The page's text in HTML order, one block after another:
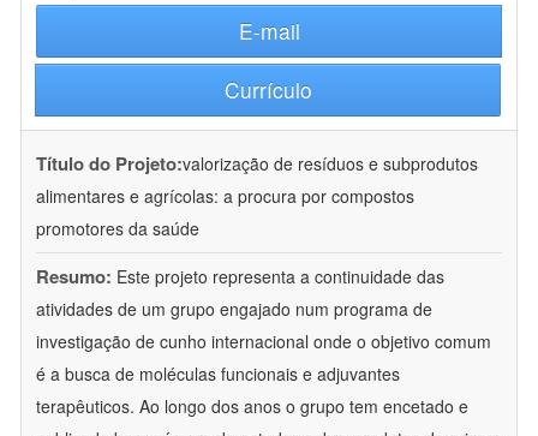
E-mail
Currículo
Título do Projeto:valorização de resíduos e subprodutos
alimentares e agrícolas: a procura por compostos
promotores da saúde
Resumo: Este projeto representa a continuidade das
atividades de um grupo engajado num programa de
investigação de cunho internacional onde o objetivo comum
é a busca de moléculas funcionais e adjuvantes
terapêuticos. Ao longo dos anos o grupo tem encetado e